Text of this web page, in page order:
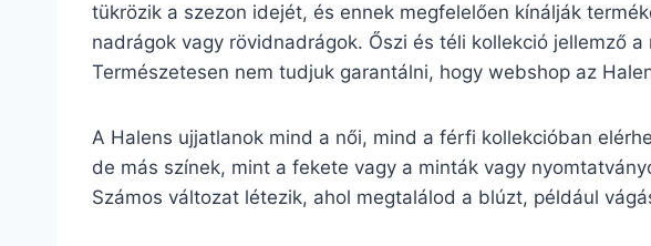
tükrözik a szezon idejét, és ennek megfelelően kínálják
nadrágok vagy rövidnadrágok. Őszi és téli kollekció jellemző
Természetesen nem tudjuk garantálni, hogy webshop az
A Halens ujjatlanok mind a női, mind a férfi kollekcióban
de más színek, mint a fekete vagy a minták vagy
Számos változat létezik, ahol megtalálod a blúzt, például